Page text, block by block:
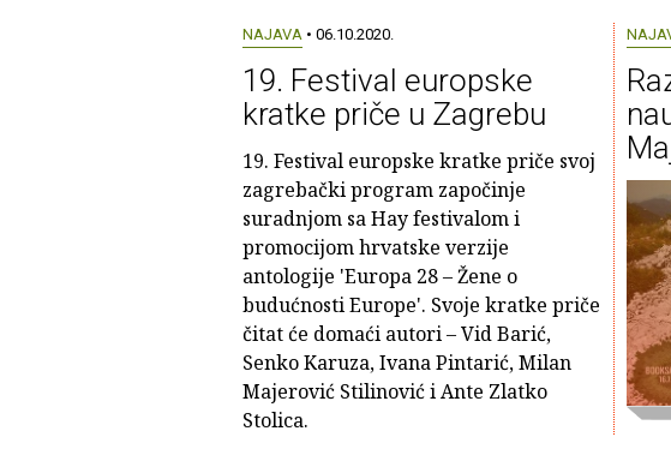
NAJAVA• 06.10.2020.
19. Festival europske
kratke priče u Zagrebu
19. Festival europske kratke priče svoj
zagrebački program započinje
suradnjom sa Hay festivalom i
promocijom hrvatske verzije
antologije 'Europa 28 – Žene o
budućnosti Europe'. Svoje kratke priče
čitat će domaći autori – Vid Barić,
Senko Karuza, Ivana Pintarić, Milan
Majerović Stilinović i Ante Zlatko
Stolica.